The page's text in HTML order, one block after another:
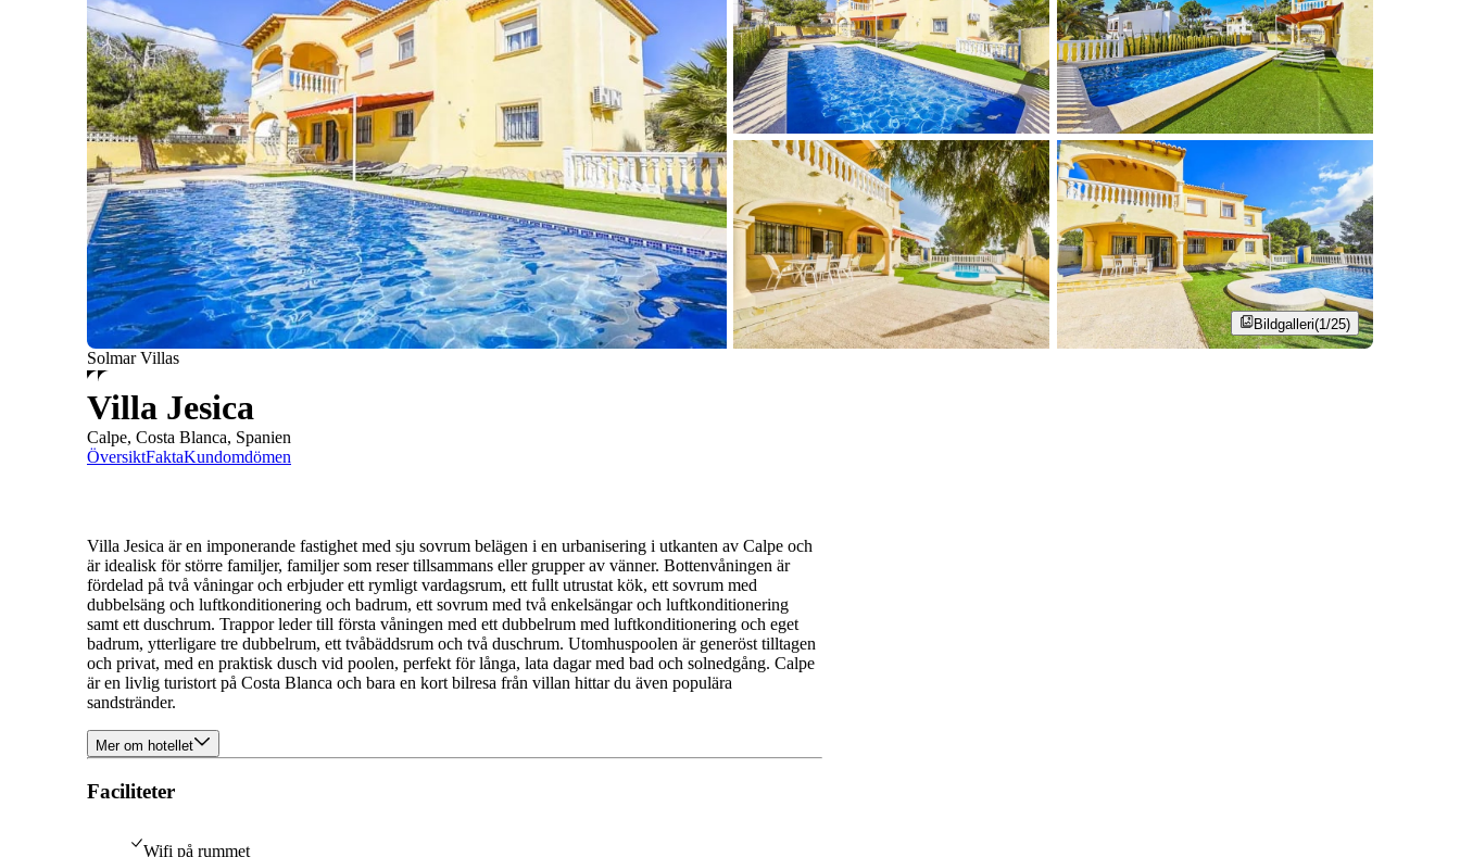
Bildgalleri(1/25)
Solmar Villas
Villa Jesica
Calpe, Costa Blanca, Spanien
ÖversiktFaktaKundomdömen
Villa Jesica är en imponerande fastighet med sju sovrum belägen i en urbanisering i utkanten av Calpe och
är idealisk för större familjer, familjer som reser tillsammans eller grupper av vänner. Bottenvåningen är
fördelad på två våningar och erbjuder ett rymligt vardagsrum, ett fullt utrustat kök, ett sovrum med
dubbelsäng och luftkonditionering och badrum, ett sovrum med två enkelsängar och luftkonditionering
samt ett duschrum. Trappor leder till första våningen med ett dubbelrum med luftkonditionering och eget
badrum, ytterligare tre dubbelrum, ett tvåbäddsrum och två duschrum. Utomhuspoolen är generöst tilltagen
och privat, med en praktisk dusch vid poolen, perfekt för långa, lata dagar med bad och solnedgång. Calpe
är en livlig turistort på Costa Blanca och bara en kort bilresa från villan hittar du även populära
sandstränder.
Mer om hotellet
Faciliteter
Wifi på rummet